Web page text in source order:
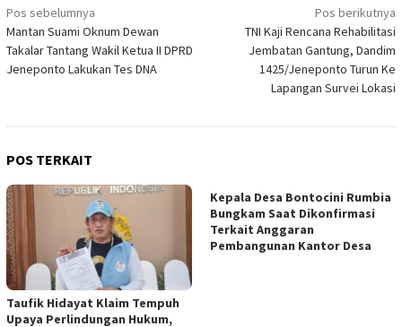
Navigasi
pos
Pos sebelumnya
Mantan Suami Oknum Dewan
Takalar Tantang Wakil Ketua II DPRD
Jeneponto Lakukan Tes DNA
Pos berikutnya
TNI Kaji Rencana Rehabilitasi
Jembatan Gantung, Dandim
1425/Jeneponto Turun Ke
Lapangan Survei Lokasi
POS TERKAIT
Taufik Hidayat Klaim Tempuh
Upaya Perlindungan Hukum,
Kepala Desa Bontocini Rumbia
Bungkam Saat Dikonfirmasi
Terkait Anggaran
Pembangunan Kantor Desa